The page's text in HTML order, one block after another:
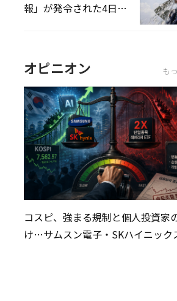
報」が発令された4日、
オピニオン も
コスピ、強まる規制と個人投資家
け…サムスン電子・SKハイニック